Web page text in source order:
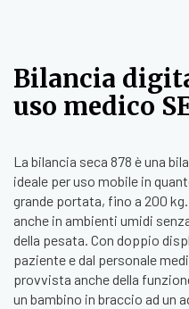
Bilancia
uso medico
La bilancia seca 878 è una
ideale per uso mobile in
grande portata, fino a 200
anche in ambienti umidi
della pesata. Con doppio
paziente e dal personale
provvista anche della
un bambino in braccio ad un